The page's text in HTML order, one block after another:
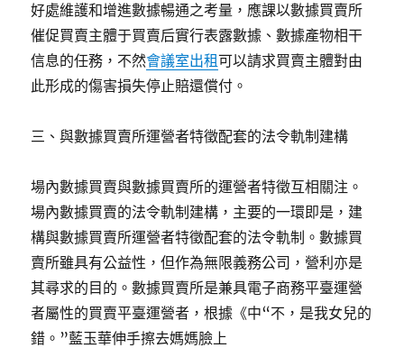
好處維護和增進數據暢通之考量，應課以數據買賣所
催促買賣主體于買賣后實行表露數據、數據產物相干
信息的任務，不然會議室出租可以請求買賣主體對由
此形成的傷害損失停止賠還償付。
三、與數據買賣所運營者特徵配套的法令軌制建構
場內數據買賣與數據買賣所的運營者特徵互相關注。
場內數據買賣的法令軌制建構，主要的一環即是，建
構與數據買賣所運營者特徵配套的法令軌制。數據買
賣所雖具有公益性，但作為無限義務公司，營利亦是
其尋求的目的。數據買賣所是兼具電子商務平臺運營
者屬性的買賣平臺運營者，根據《中“不，是我女兒的
錯。”藍玉華伸手擦去媽媽臉上